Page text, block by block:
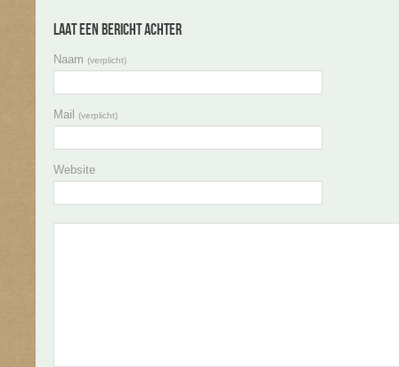
Laat een bericht achter
Naam (verplicht)
Mail (verplicht)
Website